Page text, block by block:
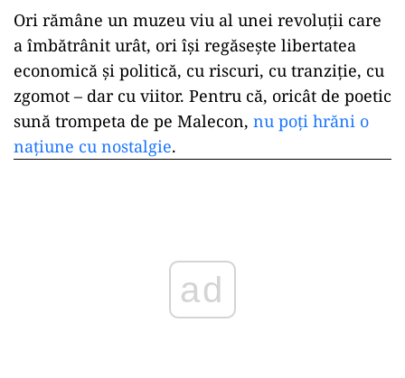
Ori rămâne un muzeu viu al unei revoluții care
a îmbătrânit urât, ori își regăsește libertatea
economică și politică, cu riscuri, cu tranziție, cu
zgomot – dar cu viitor. Pentru că, oricât de poetic
sună trompeta de pe Malecon, nu poți hrăni o
națiune cu nostalgie.
ad